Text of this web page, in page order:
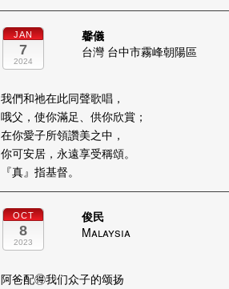
JAN
7
2024
馨儀
台灣 台中市霧峰朝陽區
我們和祂在此同聲歌唱，
哦父，使你滿足、供你欣賞；
在你愛子所領讚美之中，
你可安居，永遠享受稱頌。
『真』指基督。
OCT
8
2023
俊民
Malaysia
阿爸配🉐我们众子的颂扬